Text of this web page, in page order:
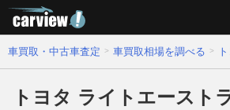
車買取・中古車査定 車買取相場を調べる
トヨタ ライトエースト